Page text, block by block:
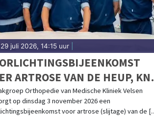
29 juli 2026, 14:15 uur
ARTROSE VAN DE HEUP,
IN MEDISCHE
VELSEN
Orthopedie van Medische Kliniek Velsen
op dinsdag 3 november 2026 een
voor artrose (slijtage) van de